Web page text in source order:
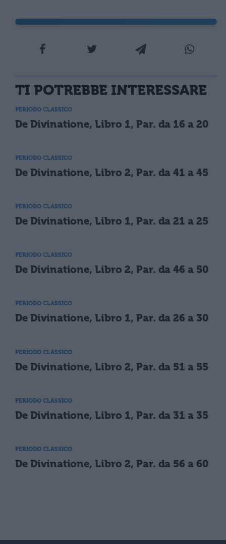
TI POTREBBE INTERESSARE
PERIODO CLASSICO
De Divinatione, Libro 1, Par. da 16 a 20
PERIODO CLASSICO
De Divinatione, Libro 2, Par. da 41 a 45
PERIODO CLASSICO
De Divinatione, Libro 1, Par. da 21 a 25
PERIODO CLASSICO
De Divinatione, Libro 2, Par. da 46 a 50
PERIODO CLASSICO
De Divinatione, Libro 1, Par. da 26 a 30
PERIODO CLASSICO
De Divinatione, Libro 2, Par. da 51 a 55
PERIODO CLASSICO
De Divinatione, Libro 1, Par. da 31 a 35
PERIODO CLASSICO
De Divinatione, Libro 2, Par. da 56 a 60